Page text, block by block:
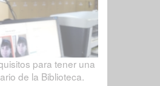
para tener una
de la Biblioteca.